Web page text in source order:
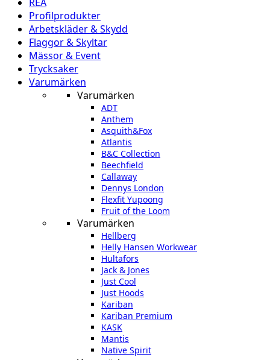
Profilprodukter
Arbetskläder & Skydd
Flaggor & Skyltar
Mässor & Event
Trycksaker
Varumärken
Varumärken
ADT
Anthem
Asquith&Fox
Atlantis
B&C Collection
Beechfield
Callaway
Dennys London
Flexfit Yupoong
Fruit of the Loom
Varumärken
Hellberg
Helly Hansen Workwear
Hultafors
Jack & Jones
Just Cool
Just Hoods
Kariban
Kariban Premium
KASK
Mantis
Native Spirit